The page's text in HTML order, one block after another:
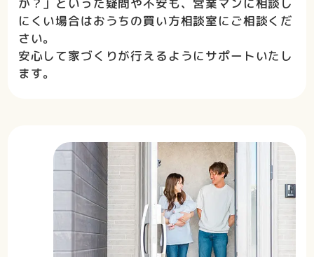
にくい場合はおうちの買い方相談室にご相談くだ
さい。
安心して家づくりが行えるようにサポートいたし
ます。